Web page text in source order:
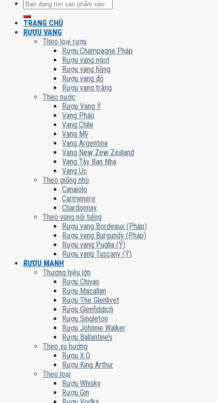
Tìm
TRANG CHỦ
RƯỢU VANG
Theo loại rượu
Rượu Champagne Pháp
Rượu vang ngọt
Rượu vang hồng
Rượu vang đỏ
Rượu vang trắng
Theo nước
Rượu Vang Ý
Vang Pháp
Vang Chile
Vang Mỹ
Vang Argentina
Vang New Zew Zealand
Vang Tây Ban Nha
Vang Úc
Theo giống nho
Canaiolo
Carmenere
Chardonnay
Theo vùng nổi tiếng
Rượu vang Bordeaux (Pháp)
Rượu vang Burgundy (Pháp)
Rượu vang Puglia (Ý)
Rượu vang Tuscany (Ý)
RƯỢU MẠNH
Thương hiệu lớn
Rượu Chivas
Rượu Macallan
Rượu The Glenlivet
Rượu Glenfiddich
Rượu Singleton
Rượu Johnnie Walker
Rượu Ballantine’s
Theo xu hướng
Rượu X.O
Rượu King Arthur
Theo loại
Rượu Whisky
Rượu Gin